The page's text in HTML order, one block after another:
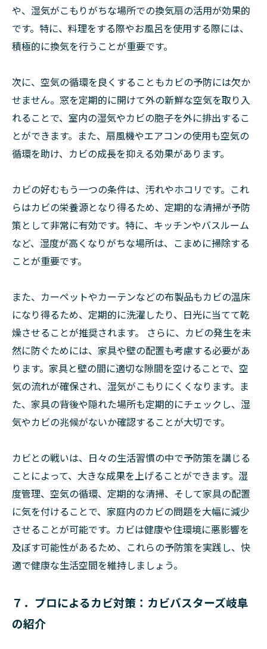
や、湿気がこもりがちな場所での換気扇の活用が効果的
です。特に、料理をする際やお風呂を使用する際には、
積極的に換気を行うことが重要です。
次に、空気の循環を良くすることもカビの予防には欠か
せません。窓を定期的に開けて外の新鮮な空気を取り入
れることで、室内の湿気やカビの胞子を外に排出するこ
とができます。また、扇風機やエアコンの使用も空気の
循環を助け、カビの成長を抑える効果があります。
カビの好むもう一つの条件は、汚れやホコリです。これ
らはカビの栄養源となり得るため、定期的な清掃が予防
策として非常に有効です。特に、キッチンやバスルーム
など、湿度が高くなりがちな場所は、こまめに掃除する
ことが重要です。
また、カーペットやカーテンなどの布製品もカビの温床
になり得るため、定期的に洗濯したり、日光に当てて乾
燥させることが推奨されます。 さらに、カビの発生を未
然に防ぐためには、家具や壁の配置も考慮する必要があ
ります。家具と壁の間に適切な隙間を空けることで、空
気の流れが確保され、湿気がこもりにくくなります。ま
た、家具の背後や隠れた場所も定期的にチェックし、湿
気やカビの兆候がないか確認することが大切です。
カビとの戦いは、日々の生活習慣の中で予防策を講じる
ことによって、大きな成果を上げることができます。湿
度管理、空気の循環、定期的な清掃、そして家具の配置
に気を付けることで、家庭内のカビの問題を大幅に減少
させることが可能です。カビは健康や住環境に悪影響を
及ぼす可能性があるため、これらの予防策を実践し、快
適で健康な生活空間を維持しましょう。
７．プロによるカビ対策：カビバスターズ岐阜
の紹介